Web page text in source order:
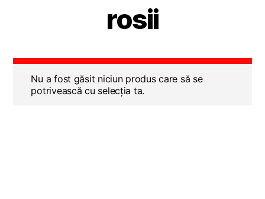
rosii
Nu a fost găsit niciun produs care să se
potrivească cu selecția ta.